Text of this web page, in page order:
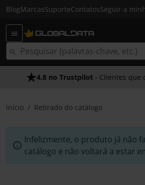
BlogMarcasSuporteContatosSeguir a
4.8 no Trustpilot - Clientes que
Início Retirado do catálogo
Infelizmente, o produto já não
catálogo e não voltará a estar